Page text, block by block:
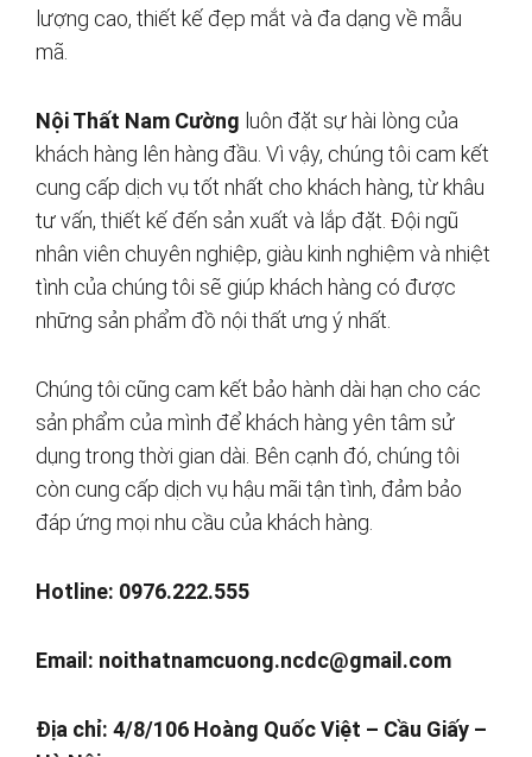
lượng cao, thiết kế đẹp mắt và đa dạng về mẫu
mã.
Nội Thất Nam Cường luôn đặt sự hài lòng của
khách hàng lên hàng đầu. Vì vậy, chúng tôi cam kết
cung cấp dịch vụ tốt nhất cho khách hàng, từ khâu
tư vấn, thiết kế đến sản xuất và lắp đặt. Đội ngũ
nhân viên chuyên nghiệp, giàu kinh nghiệm và nhiệt
tình của chúng tôi sẽ giúp khách hàng có được
những sản phẩm đồ nội thất ưng ý nhất.
Chúng tôi cũng cam kết bảo hành dài hạn cho các
sản phẩm của mình để khách hàng yên tâm sử
dụng trong thời gian dài. Bên cạnh đó, chúng tôi
còn cung cấp dịch vụ hậu mãi tận tình, đảm bảo
đáp ứng mọi nhu cầu của khách hàng.
Hotline: 0976.222.555
Email: noithatnamcuong.ncdc@gmail.com
Địa chỉ: 4/8/106 Hoàng Quốc Việt – Cầu Giấy –